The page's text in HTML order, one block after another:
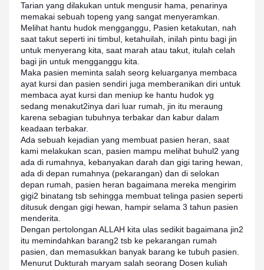
Tarian yang dilakukan untuk mengusir hama, penarinya
memakai sebuah topeng yang sangat menyeramkan.
Melihat hantu hudok mengganggu, Pasien ketakutan, nah
saat takut seperti ini timbul, ketahuilah, inilah pintu bagi jin
untuk menyerang kita, saat marah atau takut, itulah celah
bagi jin untuk mengganggu kita.
Maka pasien meminta salah seorg keluarganya membaca
ayat kursi dan pasien sendiri juga memberanikan diri untuk
membaca ayat kursi dan meniup ke hantu hudok yg
sedang menakut2inya dari luar rumah, jin itu meraung
karena sebagian tubuhnya terbakar dan kabur dalam
keadaan terbakar.
Ada sebuah kejadian yang membuat pasien heran, saat
kami melakukan scan, pasien mampu melihat buhul2 yang
ada di rumahnya, kebanyakan darah dan gigi taring hewan,
ada di depan rumahnya (pekarangan) dan di selokan
depan rumah, pasien heran bagaimana mereka mengirim
gigi2 binatang tsb sehingga membuat telinga pasien seperti
ditusuk dengan gigi hewan, hampir selama 3 tahun pasien
menderita.
Dengan pertolongan ALLAH kita ulas sedikit bagaimana jin2
itu memindahkan barang2 tsb ke pekarangan rumah
pasien, dan memasukkan banyak barang ke tubuh pasien.
Menurut Dukturah maryam salah seorang Dosen kuliah